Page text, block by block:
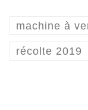
machine à
récolte 2019